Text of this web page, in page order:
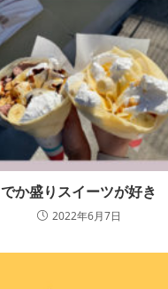
でか盛りスイーツが好き
2022年6月7日